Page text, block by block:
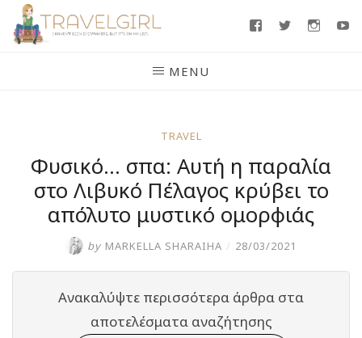
Skip
FacebookTwitter
MENU
TRAVEL
Φυσικό… σπα: Αυτή η παραλία
στο Λιβυκό Πέλαγος κρύβει το
απόλυτο μυστικό ομορφιάς
by MARKELLA SHARAIHA / 28/03/2021
Ανακαλύψτε περισσότερα άρθρα στα
αποτελέσματα αναζήτησης